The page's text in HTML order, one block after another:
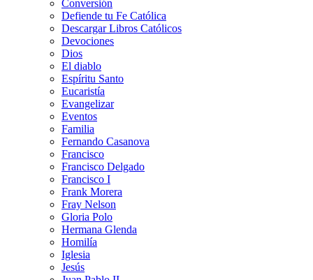
Conversión
Defiende tu Fe Católica
Descargar Libros Católicos
Devociones
Dios
El diablo
Espíritu Santo
Eucaristía
Evangelizar
Eventos
Familia
Fernando Casanova
Francisco
Francisco Delgado
Francisco I
Frank Morera
Fray Nelson
Gloria Polo
Hermana Glenda
Homilía
Iglesia
Jesús